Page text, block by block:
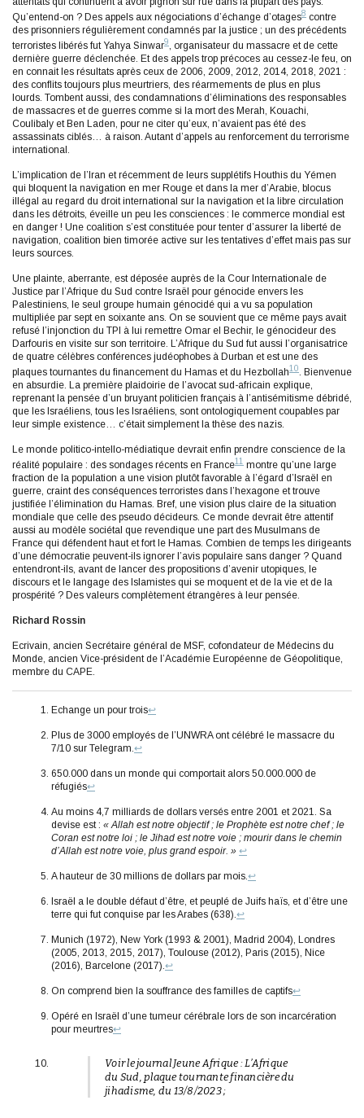
Qu’entend-on ? Des appels aux négociations d’échange d’otages8 contre
des prisonniers régulièrement condamnés par la justice ; un des précédents
terroristes libérés fut Yahya Sinwar9, organisateur du massacre et de cette
dernière guerre déclenchée. Et des appels trop précoces au cessez-le feu, on
en connait les résultats après ceux de 2006, 2009, 2012, 2014, 2018, 2021 :
des conflits toujours plus meurtriers, des réarmements de plus en plus
lourds. Tombent aussi, des condamnations d’éliminations des responsables
de massacres et de guerres comme si la mort des Merah, Kouachi,
Coulibaly et Ben Laden, pour ne citer qu’eux, n’avaient pas été des
assassinats ciblés… à raison. Autant d’appels au renforcement du terrorisme
international.
L’implication de l’Iran et récemment de leurs supplétifs Houthis du Yémen
qui bloquent la navigation en mer Rouge et dans la mer d’Arabie, blocus
illégal au regard du droit international sur la navigation et la libre circulation
dans les détroits, éveille un peu les consciences : le commerce mondial est
en danger ! Une coalition s’est constituée pour tenter d’assurer la liberté de
navigation, coalition bien timorée active sur les tentatives d’effet mais pas sur
leurs sources.
Une plainte, aberrante, est déposée auprès de la Cour Internationale de
Justice par l’Afrique du Sud contre Israël pour génocide envers les
Palestiniens, le seul groupe humain génocidé qui a vu sa population
multipliée par sept en soixante ans. On se souvient que ce même pays avait
refusé l’injonction du TPI à lui remettre Omar el Bechir, le génocideur des
Darfouris en visite sur son territoire. L’Afrique du Sud fut aussi l’organisatrice
de quatre célèbres conférences judéophobes à Durban et est une des
plaques tournantes du financement du Hamas et du Hezbollah10. Bienvenue
en absurdie. La première plaidoirie de l’avocat sud-africain explique,
reprenant la pensée d’un bruyant politicien français à l’antisémitisme débridé,
que les Israéliens, tous les Israéliens, sont ontologiquement coupables par
leur simple existence… c’était simplement la thèse des nazis.
Le monde politico-intello-médiatique devrait enfin prendre conscience de la
réalité populaire : des sondages récents en France11 montre qu’une large
fraction de la population a une vision plutôt favorable à l’égard d’Israël en
guerre, craint des conséquences terroristes dans l’hexagone et trouve
justifiée l’élimination du Hamas. Bref, une vision plus claire de la situation
mondiale que celle des pseudo décideurs. Ce monde devrait être attentif
aussi au modèle sociétal que revendique une part des Musulmans de
France qui défendent haut et fort le Hamas. Combien de temps les dirigeants
d’une démocratie peuvent-ils ignorer l’avis populaire sans danger ? Quand
entendront-ils, avant de lancer des propositions d’avenir utopiques, le
discours et le langage des Islamistes qui se moquent et de la vie et de la
prospérité ? Des valeurs complètement étrangères à leur pensée.
Richard Rossin
Ecrivain, ancien Secrétaire général de MSF, cofondateur de Médecins du
Monde, ancien Vice-président de l’Académie Européenne de Géopolitique,
membre du CAPE.
Echange un pour trois↩︎
Plus de 3000 employés de l’UNWRA ont célébré le massacre du
7/10 sur Telegram.↩︎
650.000 dans un monde qui comportait alors 50.000.000 de
réfugiés↩︎
Au moins 4,7 milliards de dollars versés entre 2001 et 2021. Sa
devise est : « Allah est notre objectif ; le Prophète est notre chef ; le
Coran est notre loi ; le Jihad est notre voie ; mourir dans le chemin
d’Allah est notre voie, plus grand espoir. » ↩︎
A hauteur de 30 millions de dollars par mois.↩︎
Israël a le double défaut d’être, et peuplé de Juifs haïs, et d’être une
terre qui fut conquise par les Arabes (638).↩︎
Munich (1972), New York (1993 & 2001), Madrid 2004), Londres
(2005, 2013, 2015, 2017), Toulouse (2012), Paris (2015), Nice
(2016), Barcelone (2017).↩︎
On comprend bien la souffrance des familles de captifs↩︎
Opéré en Israël d’une tumeur cérébrale lors de son incarcération
pour meurtres↩︎
Voir le journal Jeune Afrique :L’Afrique
du Sud, plaque tournante financière du
jihadisme, du 13/8/2023 ;